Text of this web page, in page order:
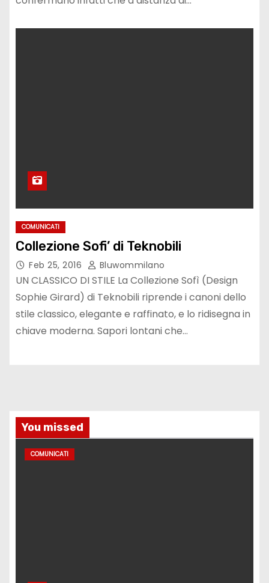
COMUNICATI
Collezione Sofi’ di Teknobili
Feb 25, 2016 Bluwommilano
UN CLASSICO DI STILE La Collezione Sofì (Design
Sophie Girard) di Teknobili riprende i canoni dello
stile classico, elegante e raffinato, e lo ridisegna in
chiave moderna. Sapori lontani che…
You missed
COMUNICATI